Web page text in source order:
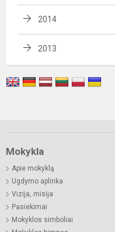
2014
2013
Mokykla
Apie mokyklą
Ugdymo aplinka
Vizija, misija
Pasiekimai
Mokyklos simboliai